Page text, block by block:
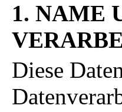
1. NAME
Diese